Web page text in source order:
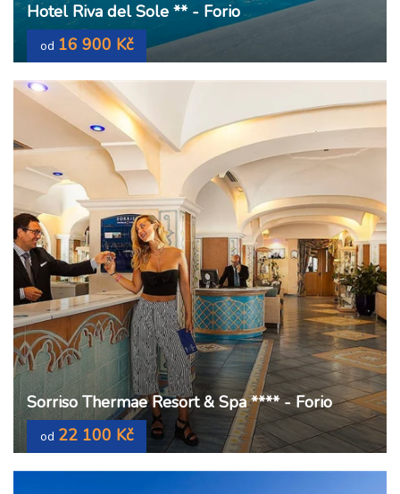
Hotel Riva del Sole ** - Forio
od 16 900 Kč
Sorriso Thermae Resort & Spa **** - Forio
od 22 100 Kč